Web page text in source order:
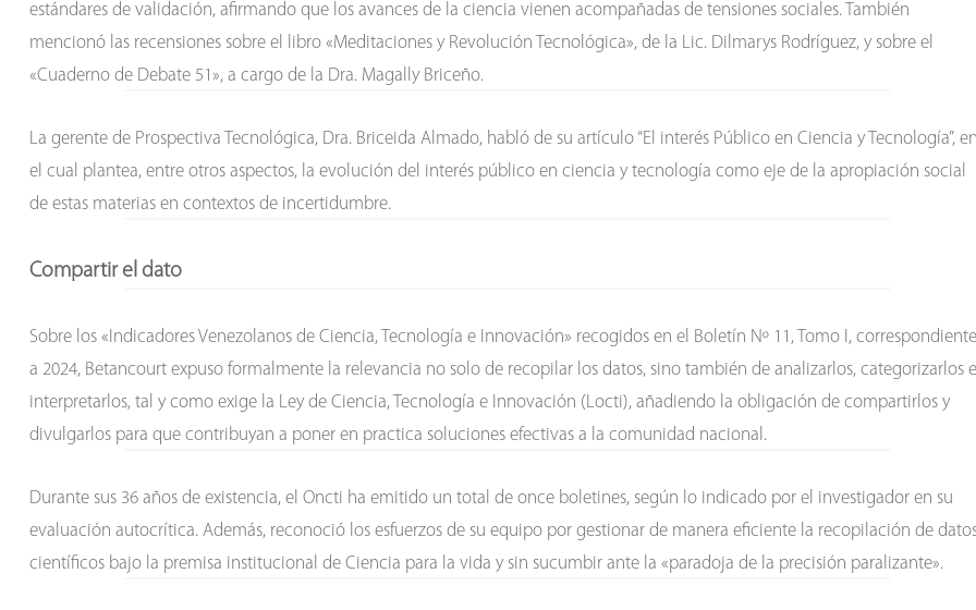
estándares de validación, afirmando que los avances de la ciencia vienen acompañadas de tensiones sociales. También
mencionó las recensiones sobre el libro «Meditaciones y Revolución Tecnológica», de la Lic. Dilmarys Rodríguez, y sobre el
«Cuaderno de Debate 51», a cargo de la Dra. Magally Briceño.
La gerente de Prospectiva Tecnológica, Dra. Briceida Almado, habló de su artículo “El interés Público en Ciencia y Tecnología”, en
el cual plantea, entre otros aspectos, la evolución del interés público en ciencia y tecnología como eje de la apropiación social
de estas materias en contextos de incertidumbre.
Compartir el dato
Sobre los «Indicadores Venezolanos de Ciencia, Tecnología e Innovación» recogidos en el Boletín Nº 11, Tomo I, correspondiente
a 2024, Betancourt expuso formalmente la relevancia no solo de recopilar los datos, sino también de analizarlos, categorizarlos e
interpretarlos, tal y como exige la Ley de Ciencia, Tecnología e Innovación (Locti), añadiendo la obligación de compartirlos y
divulgarlos para que contribuyan a poner en practica soluciones efectivas a la comunidad nacional.
Durante sus 36 años de existencia, el Oncti ha emitido un total de once boletines, según lo indicado por el investigador en su
evaluación autocrítica. Además, reconoció los esfuerzos de su equipo por gestionar de manera eficiente la recopilación de
científicos bajo la premisa institucional de Ciencia para la vida y sin sucumbir ante la «paradoja de la precisión paralizante».